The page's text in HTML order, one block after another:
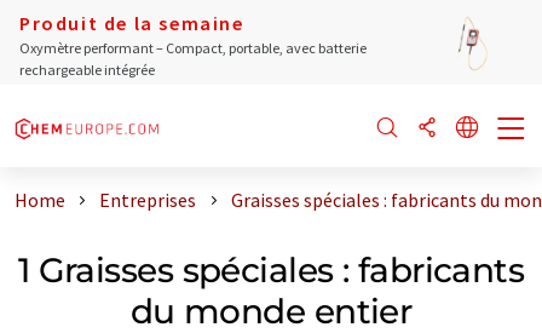
Produit de la semaine
Oxymètre performant – Compact, portable, avec batterie
rechargeable intégrée
Home Entreprises Graisses spéciales : fabricants du
1 Graisses spéciales : fabricants
du monde entier